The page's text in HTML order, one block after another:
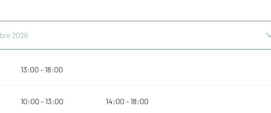
2026
13:00 - 18:00
10:00 - 13:00 14:00 - 18:00